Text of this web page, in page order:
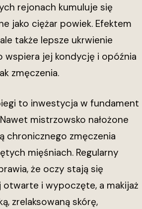
rejonach kumuluje się
jako ciężar powiek. Efektem
także lepsze ukrwienie
wspiera jej kondycję i opóźnia
zmęczenia.
to inwestycja w fundament
mistrzowsko nałożone
chronicznego zmęczenia
mięśniach. Regularny
że oczy stają się
otwarte i wypoczęte, a makijaż
zrelaksowaną skórę,